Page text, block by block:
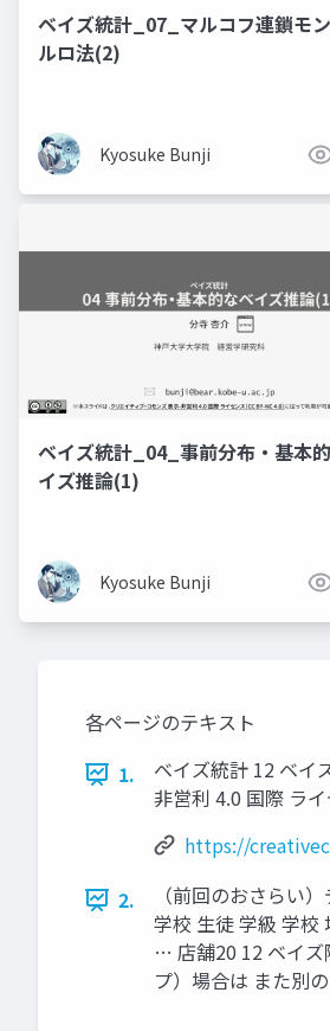
ベイズ統計_07_マルコフ連鎖モ
ルロ法(2)
Kyosuke Bunji
ベイズ統計_04_事前分布・基本
イズ推論(1)
Kyosuke Bunji
各ページのテキスト
1.
ベイズ統計 12 ベイ
非営利 4.0 国際 ライ
https://
2.
（前回のおさらい
学校 生徒 学級 学
… 店舗20 12 ベイズ
プ）場合は また別